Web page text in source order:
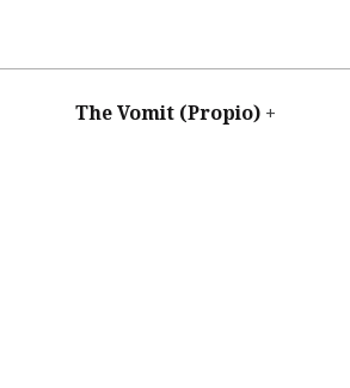
The Vomit (Propio)